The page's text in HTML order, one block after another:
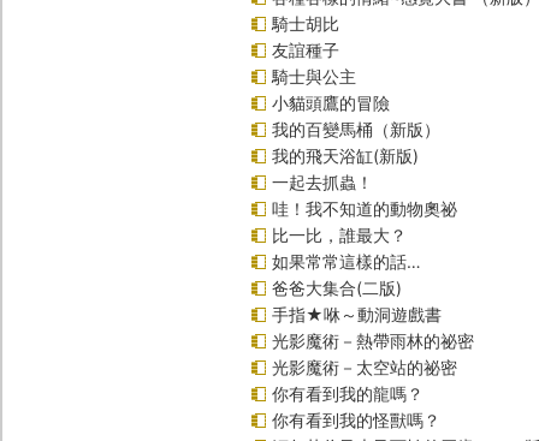
騎士胡比
友誼種子
騎士與公主
小貓頭鷹的冒險
我的百變馬桶（新版）
我的飛天浴缸(新版)
一起去抓蟲！
哇！我不知道的動物奧祕
比一比，誰最大？
如果常常這樣的話…
爸爸大集合(二版)
手指★咻～動洞遊戲書
光影魔術－熱帶雨林的祕密
光影魔術－太空站的祕密
你有看到我的龍嗎？
你有看到我的怪獸嗎？